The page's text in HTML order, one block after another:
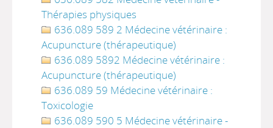
Thérapies physiques
636.089 589 2 Médecine vétérinaire :
Acupuncture (thérapeutique)
636.089 5892 Médecine vétérinaire :
Acupuncture (thérapeutique)
636.089 59 Médecine vétérinaire :
Toxicologie
636.089 590 5 Médecine vétérinaire -